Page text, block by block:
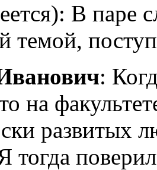
В паре
темой,
:
на
развитых
тогда